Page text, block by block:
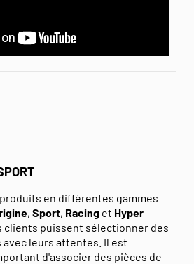
en différentes gammes
, Sport, Racing et Hyper
clients puissent sélectionner des
leurs attentes. Il est
d'associer des pièces de